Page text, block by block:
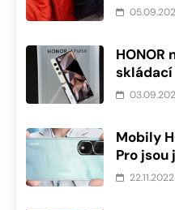
HONOR
Mobily
Pro
22.11.2022